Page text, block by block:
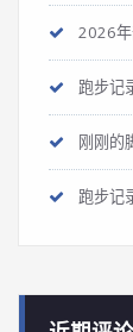
2026年
跑步记
刚刚的
跑步记